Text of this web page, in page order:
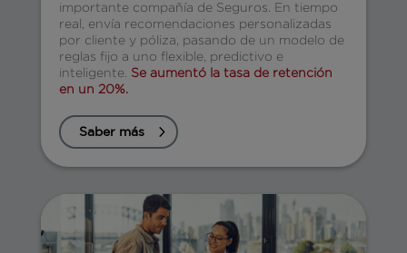
importante compañía de Seguros. En tiempo
real, envía recomendaciones personalizadas
por cliente y póliza, pasando de un modelo de
reglas fijo a uno flexible, predictivo e
inteligente. Se aumentó la tasa de retención
en un 20%.
Saber más